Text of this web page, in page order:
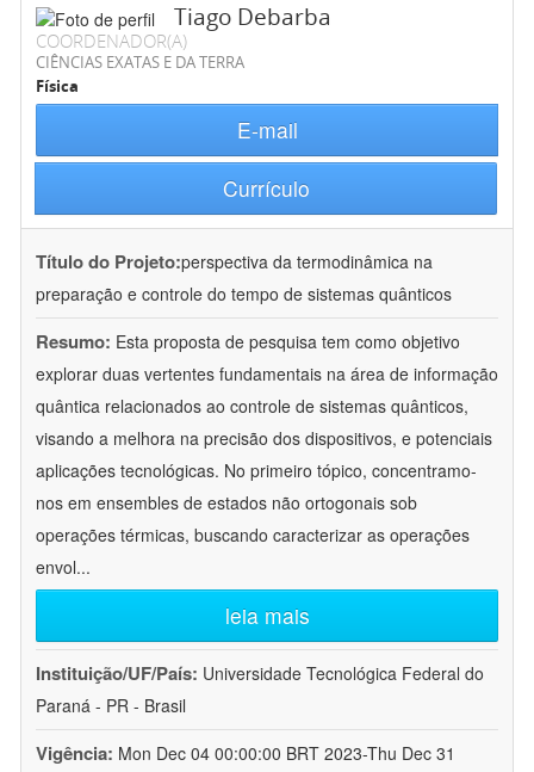
Tiago Debarba
COORDENADOR(A)
CIÊNCIAS EXATAS E DA TERRA
Física
E-mail
Currículo
Título do Projeto:perspectiva da termodinâmica na
preparação e controle do tempo de sistemas quânticos
Resumo: Esta proposta de pesquisa tem como objetivo
explorar duas vertentes fundamentais na área de informação
quântica relacionados ao controle de sistemas quânticos,
visando a melhora na precisão dos dispositivos, e potenciais
aplicações tecnológicas. No primeiro tópico, concentramo-
nos em ensembles de estados não ortogonais sob
operações térmicas, buscando caracterizar as operações
envol...
leia mais
Instituição/UF/País: Universidade Tecnológica Federal do
Paraná - PR - Brasil
Vigência: Mon Dec 04 00:00:00 BRT 2023-Thu Dec 31